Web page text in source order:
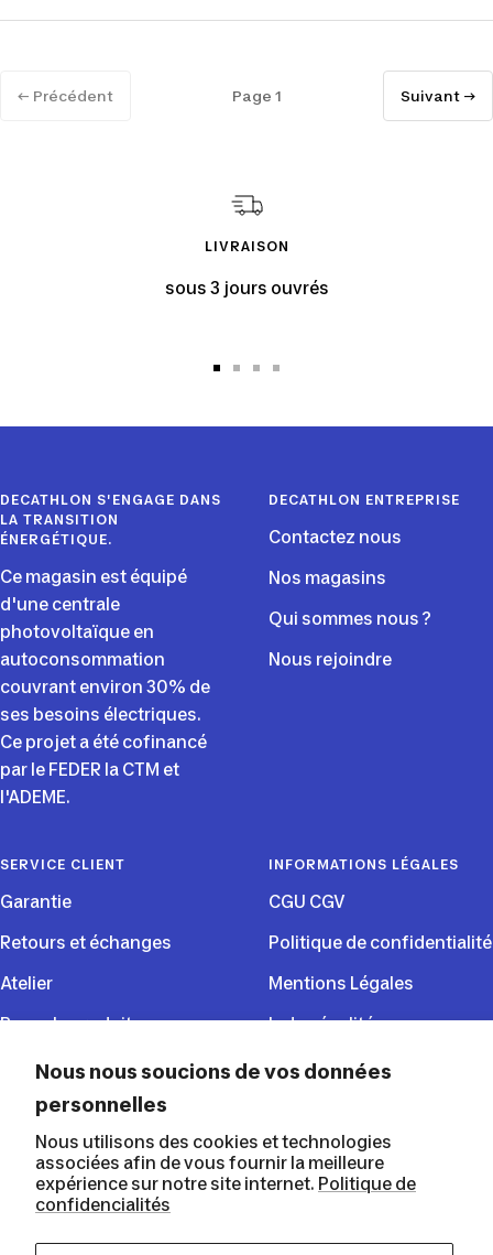
Nous nous soucions de vos données
personnelles
Nous utilisons des cookies et technologies
associées afin de vous fournir la meilleure
expérience sur notre site internet. Politique de
confidencialités
← Précédent Page 1 Suivant →
LIVRAISON
sous 3 jours ouvrés
DECATHLON S'ENGAGE DANS
LA TRANSITION
ÉNERGÉTIQUE.
Ce magasin est équipé
d'une centrale
photovoltaïque en
autoconsommation
couvrant environ 30% de
ses besoins électriques.
Ce projet a été cofinancé
par le FEDER la CTM et
l'ADEME.
DECATHLON ENTREPRISE
Contactez nous
Nos magasins
Qui sommes nous ?
Nous rejoindre
SERVICE CLIENT
Garantie
Retours et échanges
Atelier
Rappels produits
INFORMATIONS LÉGALES
CGU CGV
Politique de confidentialité
Mentions Légales
Index égalité
CGU du programme de
SUIVEZ NOUS